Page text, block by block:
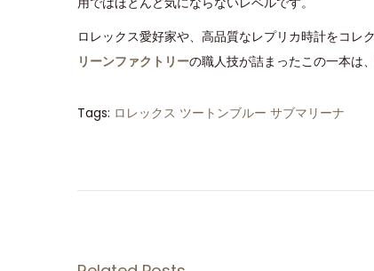
ロレックス愛好家や、高品質なレプリカ時計をコレ
リーンファクトリーの職人技が詰まったこの一本は
Tags: ロレックス ツートンブルー サブマリーナ
ァ